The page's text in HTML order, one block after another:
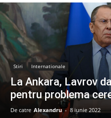
Stiri Internationale
La Ankara, Lavrov
pentru problema
De catre Alexandru - 8 iunie 2022